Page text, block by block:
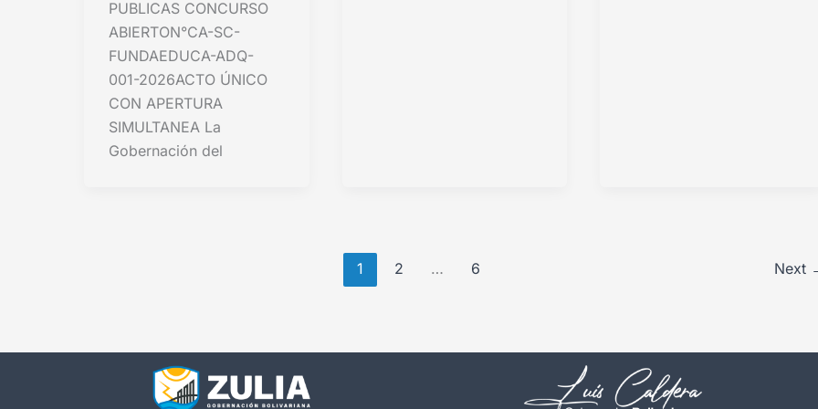
PUBLICAS CONCURSO
ABIERTON°CA-SC-
FUNDAEDUCA-ADQ-
001-2026ACTO ÚNICO
CON APERTURA
SIMULTANEA La
Gobernación del
1 2 … 6 Next